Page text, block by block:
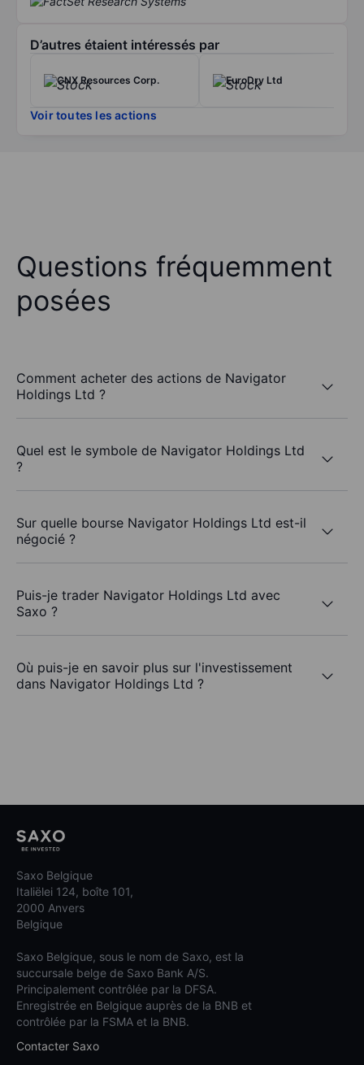
D’autres étaient intéressés par
CNX Resources Corp. EuroDry Ltd
Voir toutes les actions
Questions fréquemment
posées
Comment acheter des actions de Navigator
Holdings Ltd ?
Quel est le symbole de Navigator Holdings Ltd
?
Sur quelle bourse Navigator Holdings Ltd est-il
négocié ?
Puis-je trader Navigator Holdings Ltd avec
Saxo ?
Où puis-je en savoir plus sur l'investissement
dans Navigator Holdings Ltd ?
Saxo Belgique
Italiëlei 124, boîte 101,
2000 Anvers
Belgique
Saxo Belgique, sous le nom de Saxo, est la
succursale belge de Saxo Bank A/S.
Principalement contrôlée par la DFSA.
Enregistrée en Belgique auprès de la BNB et
contrôlée par la FSMA et la BNB.
Contacter Saxo